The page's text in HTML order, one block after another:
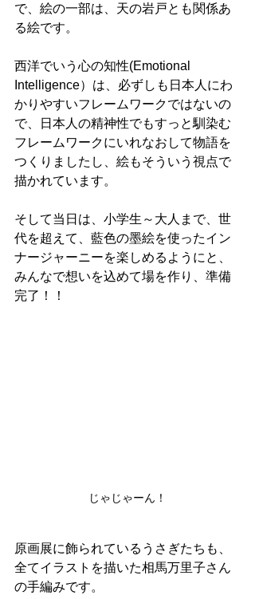
で、絵の一部は、天の岩戸とも関係あ
る絵です。
西洋でいう心の知性(Emotional
Intelligence）は、必ずしも日本人にわ
かりやすいフレームワークではないの
で、日本人の精神性でもすっと馴染む
フレームワークにいれなおして物語を
つくりましたし、絵もそういう視点で
描かれています。
そして当日は、小学生～大人まで、世
代を超えて、藍色の墨絵を使ったイン
ナージャーニーを楽しめるようにと、
みんなで想いを込めて場を作り、準備
完了！！
じゃじゃーん！
原画展に飾られているうさぎたちも、
全てイラストを描いた相馬万里子さん
の手編みです。